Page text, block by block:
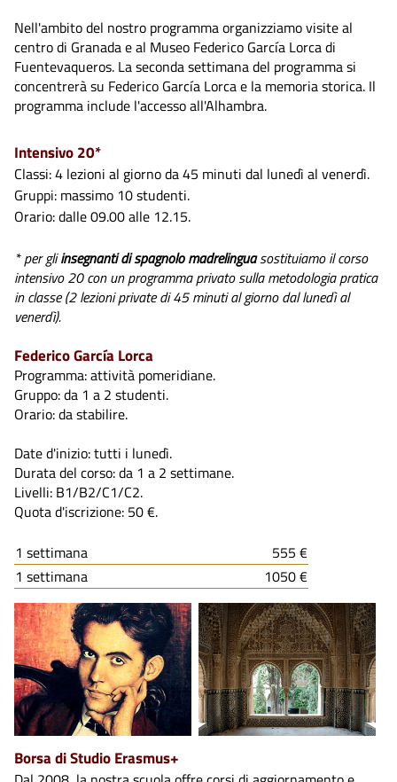
Nell'ambito del nostro programma organizziamo visite al
centro di Granada e al Museo Federico García Lorca di
Fuentevaqueros. La seconda settimana del programma si
concentrerà su Federico García Lorca e la memoria storica. Il
programma include l'accesso all'Alhambra.
Intensivo 20*
Classi: 4 lezioni al giorno da 45 minuti dal lunedì al venerdì.
Gruppi: massimo 10 studenti.
Orario: dalle 09.00 alle 12.15.
* per gliinsegnanti di spagnolo madrelinguasostituiamo il corso
intensivo 20 con un programma privato sulla metodologia pratica
in classe (2 lezioni private di 45 minuti al giorno dal lunedì al
venerdì).
Federico García Lorca
Programma: attività pomeridiane.
Gruppo: da 1 a 2 studenti.
Orario: da stabilire.
Date d'inizio: tutti i lunedì.
Durata del corso: da 1 a 2 settimane.
Livelli: B1/B2/C1/C2.
Quota d'iscrizione: 50 €.
1 settimana
555 €
1 settimana
1050 €
Borsa di Studio Erasmus+